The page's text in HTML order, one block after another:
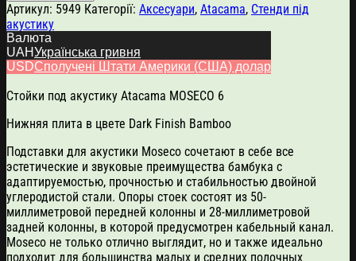
Артикул: 5949 Категорії: Аксесуари, Atacama, Стенди під
акустику
Опис
Стойки под акустику Atacama MOSECO 6
Нижняя плита в цвете Dark Finish Bamboo
Подставки для акустики Moseco сочетают в себе все
эстетические и звуковые преимущества бамбука с
адаптируемостью, прочностью и стабильностью двойной
углеродистой стали. Опоры стоек состоят из 50-
миллиметровой передней колонны и 28-миллиметровой
задней колонны, в которой предусмотрен кабельный канал.
Moseco не только отлично выглядит, но и также идеально
подходит для большинства малых и средних полочных
Валюта
UAHУкраїнська гривня
USDСполучені Штати Америки (США) долар